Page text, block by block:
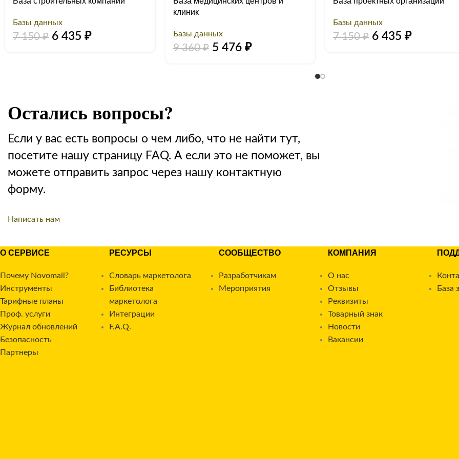
Базы данных
7 150₽ 6 435 ₽
клиник
Базы данных
9 360₽ 5 476 ₽
Базы данных
7 150₽ 6 435 ₽
Остались вопросы?
Если у вас есть вопросы о чем либо, что не найти тут,
посетите нашу страницу FAQ. А если это не поможет, вы
можете отправить запрос через нашу контактную
форму.
Написать нам
О СЕРВИСЕ
Почему Novomail?
Инструменты
Тарифные планы
Проф. услуги
Журнал обновлений
Безопасность
Партнеры
РЕСУРСЫ
Словарь маркетолога
Библиотека
маркетолога
Интеграции
F.A.Q.
СООБЩЕСТВО
Разработчикам
Мероприятия
КОМПАНИЯ
О нас
Отзывы
Реквизиты
Товарный знак
Новости
Вакансии
База